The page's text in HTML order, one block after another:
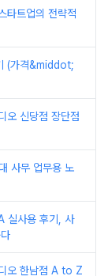
타트업의 전략적
(가격&middot;
오 신당점 장단점
사무 업무용 노
실사용 후기, 사
오 한남점 A to Z